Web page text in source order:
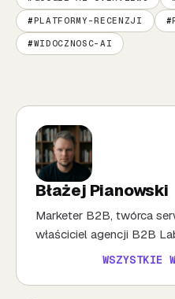
PLATFORMY-RECENZJI
WIDOCZNOSC-AI
Błażej Pianowski
Marketer B2B, twórca
właściciel agencji B2B
WSZYSTKIE